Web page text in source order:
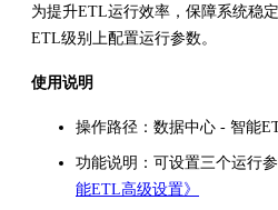
为提升ETL运行效率，保障系统稳
ETL级别上配置运行参数。
使用说明
操作路径：数据中心 - 智能
功能说明：可设置三个运行
能ETL高级设置》